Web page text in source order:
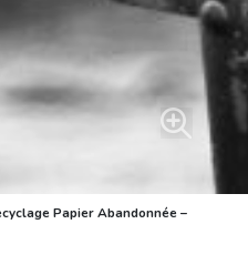
Papier Abandonnée –